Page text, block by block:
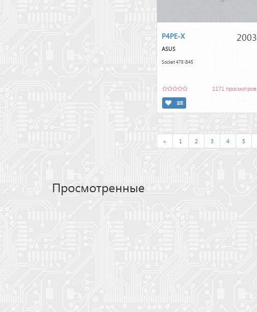
2003
P4PE-X
ASUS
Socket 478 i845
1171 просмотров
« 1 2 3 4 5
Просмотренные